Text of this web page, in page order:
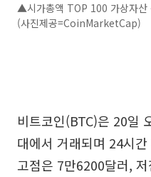
▲시가총액 TOP 100 가상자산
(사진제공=CoinMarketCap)
비트코인(BTC)은 20일
대에서 거래되며 24시
고점은 7만6200달러,